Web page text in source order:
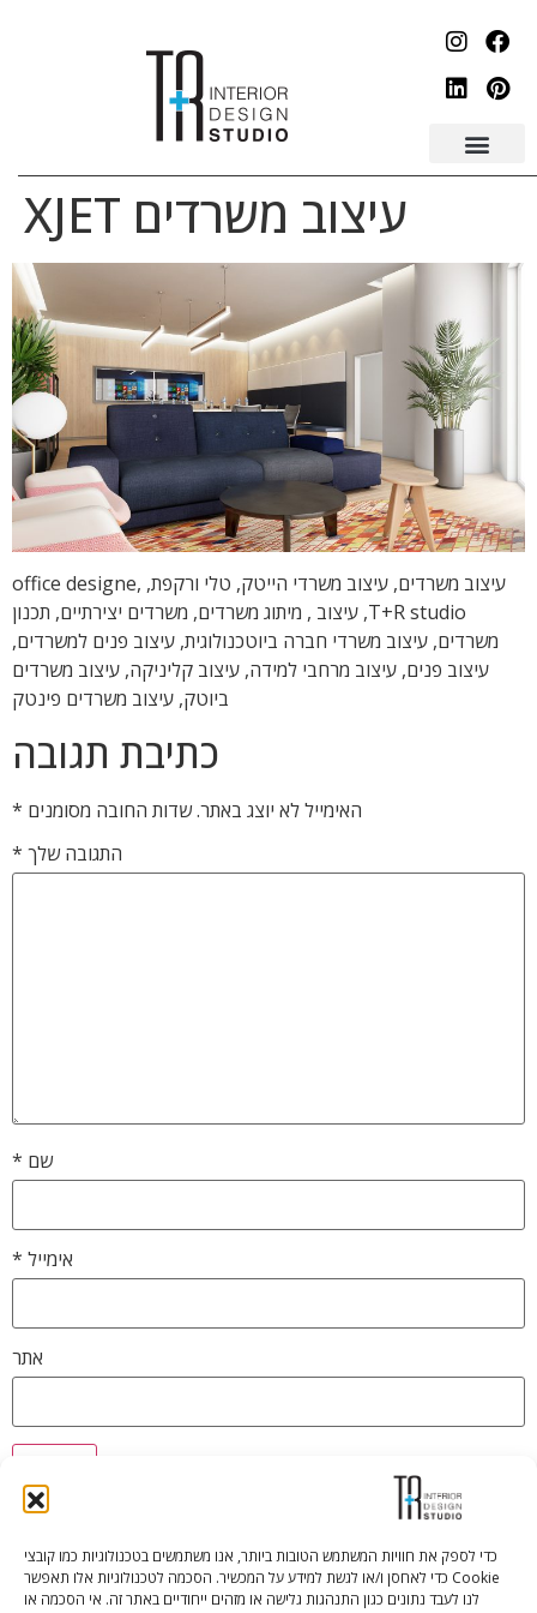
כדי לספק את חוויות המשתמש הטובות ביותר, אנו משתמשים בטכנולוגיות כמו קובצי
Cookie כדי לאחסן ו/או לגשת למידע על המכשיר. הסכמה לטכנולוגיות אלו תאפשר
לנו לעבד נתונים כגון התנהגות גלישה או מזהים ייחודיים באתר זה. אי הסכמה או
עיצוב משרדים XJET
עיצוב משרדים, עיצוב משרדי הייטק, טלי ורקפת, office designe,
T+R studio, עיצוב , מיתוג משרדים, משרדים יצירתיים, תכנון
משרדים, עיצוב משרדי חברה ביוטכנולוגית, עיצוב פנים למשרדים,
עיצוב פנים, עיצוב מרחבי למידה, עיצוב קליניקה, עיצוב משרדים
ביוטק, עיצוב משרדים פינטק
כתיבת תגובה
האימייל לא יוצג באתר.שדות החובה מסומנים *
התגובה שלך *
שם *
אימייל *
אתר
Tali Shenfeld:052.620.2446